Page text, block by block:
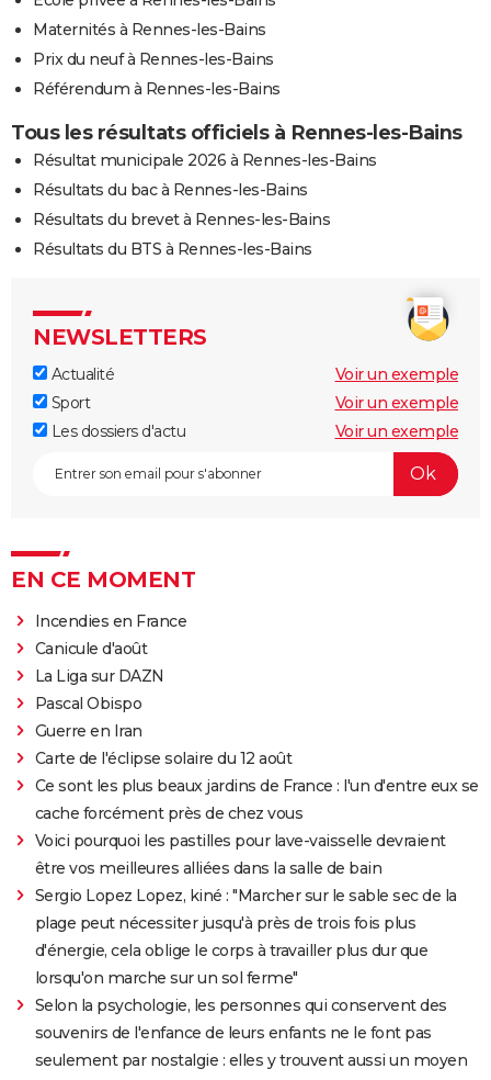
Maternités à Rennes-les-Bains
Prix du neuf à Rennes-les-Bains
Référendum à Rennes-les-Bains
Tous les résultats officiels à Rennes-les-Bains
Résultat municipale 2026 à Rennes-les-Bains
Résultats du bac à Rennes-les-Bains
Résultats du brevet à Rennes-les-Bains
Résultats du BTS à Rennes-les-Bains
NEWSLETTERS
Actualité
Voir un exemple
Sport
Voir un exemple
Les dossiers d'actu
Voir un exemple
EN CE MOMENT
Incendies en France
Canicule d'août
La Liga sur DAZN
Pascal Obispo
Guerre en Iran
Carte de l'éclipse solaire du 12 août
Ce sont les plus beaux jardins de France : l'un d'entre eux se
cache forcément près de chez vous
Voici pourquoi les pastilles pour lave-vaisselle devraient
être vos meilleures alliées dans la salle de bain
Sergio Lopez Lopez, kiné : "Marcher sur le sable sec de la
plage peut nécessiter jusqu'à près de trois fois plus
d'énergie, cela oblige le corps à travailler plus dur que
lorsqu'on marche sur un sol ferme"
Selon la psychologie, les personnes qui conservent des
souvenirs de l'enfance de leurs enfants ne le font pas
seulement par nostalgie : elles y trouvent aussi un moyen